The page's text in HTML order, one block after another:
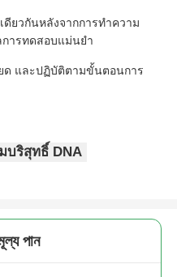
ดียวกันหลังจากการทําความ
การทดสอบแม่นยํา
ด และปฏิบัติตามขั้นตอนการ
บริสุทธิ์ DNA
পান